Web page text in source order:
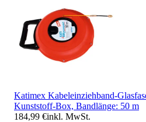
Katimex Kabeleinziehband-
Kunststoff-Box, Bandlänge: 50 m
184,99 €inkl. MwSt.